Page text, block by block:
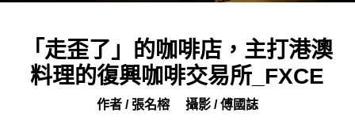
「走歪了」的咖啡店，主打港澳
料理的復興咖啡交易所_FXCE
作者 / 張名榕 攝影 / 傅國誌